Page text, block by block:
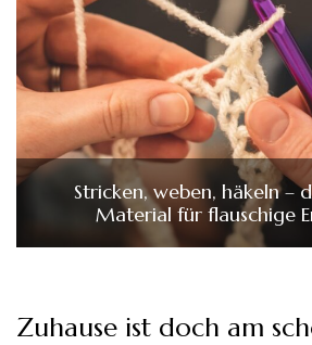
Stricken, weben, häkeln –
Material für flauschige
Zuhause ist doch am